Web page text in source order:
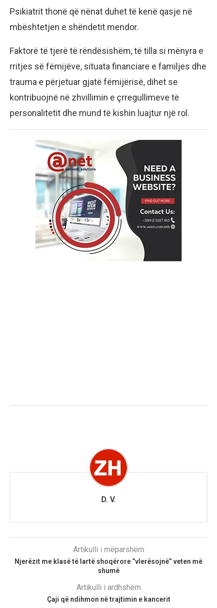
Psikiatrit thonë që nënat duhet të kenë qasje në
mbështetjen e shëndetit mendor.
Faktorë të tjerë të rëndësishëm, të tilla si mënyra e
rritjes së fëmijëve, situata financiare e familjes dhe
trauma e përjetuar gjatë fëmijërisë, dihet se
kontribuojnë në zhvillimin e çrregullimeve të
personalitetit dhe mund të kishin luajtur një rol.
D. V.
Artikulli i mëparshëm
Njerëzit me klasë të lartë shoqërore “vlerësojnë” veten më
shumë
Artikulli i ardhshëm
Çaji që ndihmon në trajtimin e kancerit